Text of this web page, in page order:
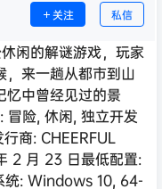
关注 私信
闲的解谜游戏，玩家
，来一趟从都市到山
忆中曾经见过的景
险, 休闲, 独立开发
商: CHEERFUL
2 月 23 日最低配置:
统: Windows 10, 64-